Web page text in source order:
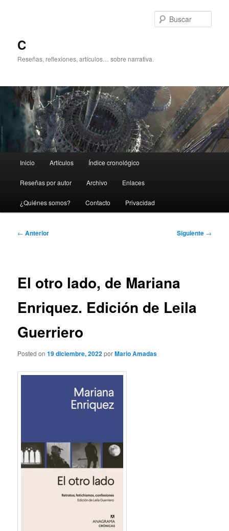
C
Reseñas, reflexiones, artículos… sobre narrativa.
principal
Inicio Artículos Índice cronológico
Reseñas por autor Archivo Enlaces
¿Quiénes somos? Contacto Privacidad
Navegación
← Anterior Siguiente →
El otro lado, de Mariana
Enriquez. Edición de Leila
Guerriero
Posted on19 diciembre, 2022porMario Amadas